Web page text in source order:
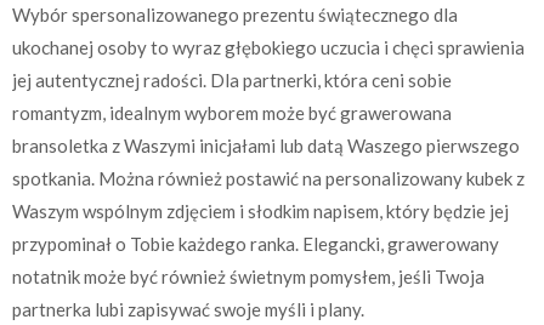
Wybór spersonalizowanego prezentu świątecznego dla
ukochanej osoby to wyraz głębokiego uczucia i chęci sprawienia
jej autentycznej radości. Dla partnerki, która ceni sobie
romantyzm, idealnym wyborem może być grawerowana
bransoletka z Waszymi inicjałami lub datą Waszego pierwszego
spotkania. Można również postawić na personalizowany kubek z
Waszym wspólnym zdjęciem i słodkim napisem, który będzie jej
przypominał o Tobie każdego ranka. Elegancki, grawerowany
notatnik może być również świetnym pomysłem, jeśli Twoja
partnerka lubi zapisywać swoje myśli i plany.